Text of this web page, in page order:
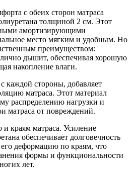
с обеих сторон матраса
толщиной 2 см. Этот
амортизирующими
место мягким и удобным. Но
преимуществом:
дышит, обеспечивая хорошую
накопление влаги.
каждой стороны, добавляет
матраса. Этот материал
распределению нагрузки и
матраса от повреждений.
краям матраса. Усиление
обеспечивает долговечность
деформацию по краям, что
формы и функциональности
лет.